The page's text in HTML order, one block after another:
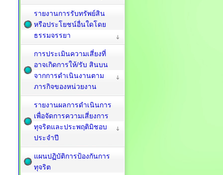
รายงานการรับทรัพย์สิน
หรือประโยชน์อื่นใดโดย
ธรรมจรรยา
การประเมินความเสี่ยงที่
อาจเกิดการให้/รับ สินบน
จากการดำเนินงานตาม
ภารกิจของหน่วยงาน
รายงานผลการดำเนินการ
เพื่อจัดการความเสี่ยงการ
ทุจริตและประพฤติมิชอบ
ประจำปี
แผนปฏิบัติการป้องกันการ
ทุจริต